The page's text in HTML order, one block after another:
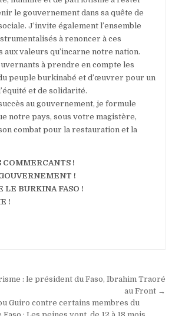
le gouvernement dans sa quête de
J’invite également l’ensemble
à renoncer à ces
valeurs qu’incarne notre nation.
à prendre en compte les
peuple burkinabé et d’œuvrer pour un
et de solidarité.
au gouvernement, je formule
notre pays, sous votre magistère,
combat pour la restauration et la
COMMERCANTS !
!
LE BURKINA FASO !
!
: le président du Faso, Ibrahim Traoré
au Front →
Guiro contre certains membres du